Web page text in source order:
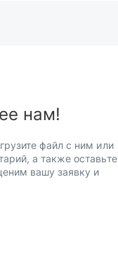
нам!
файл с ним или
а также оставьте
вашу заявку и